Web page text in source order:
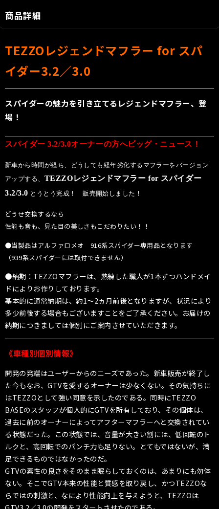
商品詳細
TEZZOレジェンドマフラー for スパ
イダー3.2／3.0
スパイダーの魅力を引き立てるレジェンドマフラー、登
場！
スパイダー 3.2/3.0オーナーの方へビッグ・ニュース！
新車から時間が経ち、どうしても経年劣化するマフラーをバージョン
アップする、 TEZZOレジェンドマフラー for スパイダー
3.2/3.0 とうとう完成！ 販売開始しました！
どうせ交換するなら
性能も音も、見た目の美しさもこだわりたい！！
●当製品はアルファロメオ 916系スパイダー専用品となります
（939系スパイダーには取付できません）
●納期： TEZZOマフラーは、熟練した職人が1本ずつハンドメイ
ドによりお作りしております。
基本的に通常納期は、約1〜2ヵ月前後となりますが、状況により
多少前後する場合もございますことをご了承ください。お届けの
納期につきましては個別にご案内させていただきます。
《車種別個別情報》
開発の発端はユーザーからのニーズであった。新車販売が終了し
た今もなお、GTVを愛するオーナーは少なくない。その気持ちに
はTEZZOとして強い同意を示したのである。同時にTEZZO
BASEのスタッフが個人的にGTVを所有しており、その個体は、
過去に前のオーナーによってアフターマフラーへと交換されてい
る状態だった。この状態では、音量が大きい割には、低回転のト
ルクと、高回転でのパンチ力も足りない。とてもではないが、満
足できるものではなかったのだ。
GTVの素性の良さをそのまま眠らしておくのは、あまりにも勿体
ない。そこでGTV本来の性能と質感を取り戻し、かつTEZZOな
らではの刺激と、なにより性能向上を与えようと、TEZZOは